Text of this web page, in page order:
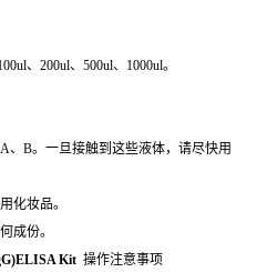
、200ul、500ul、1000ul。
、B。一旦接触到这些液体，请尽快用
化妆品。
成份。
Kit 操作注意事项